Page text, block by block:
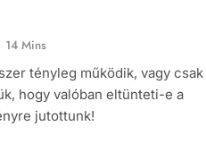
14 Mins
tényleg működik, vagy csak
hogy valóban eltünteti-e a
jutottunk!